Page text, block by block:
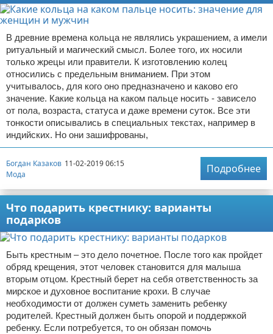
В древние времена кольца не являлись украшением, а имели
ритуальный и магический смысл. Более того, их носили
только жрецы или правители. К изготовлению колец
относились с предельным вниманием. При этом
учитывалось, для кого оно предназначено и каково его
значение. Какие кольца на каком пальце носить - зависело
от пола, возраста, статуса и даже времени суток. Все эти
тонкости описывались в специальных текстах, например в
индийских. Но они зашифрованы,
Богдан Казаков 11-02-2019 06:15
Мода
Подробнее
Что подарить крестнику: варианты
подарков
Быть крестным – это дело почетное. После того как пройдет
обряд крещения, этот человек становится для малыша
вторым отцом. Крестный берет на себя ответственность за
мирское и духовное воспитание крохи. В случае
необходимости от должен суметь заменить ребенку
родителей. Крестный должен быть опорой и поддержкой
ребенку. Если потребуется, то он обязан помочь